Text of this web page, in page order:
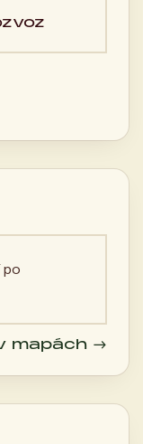
po
mapách →